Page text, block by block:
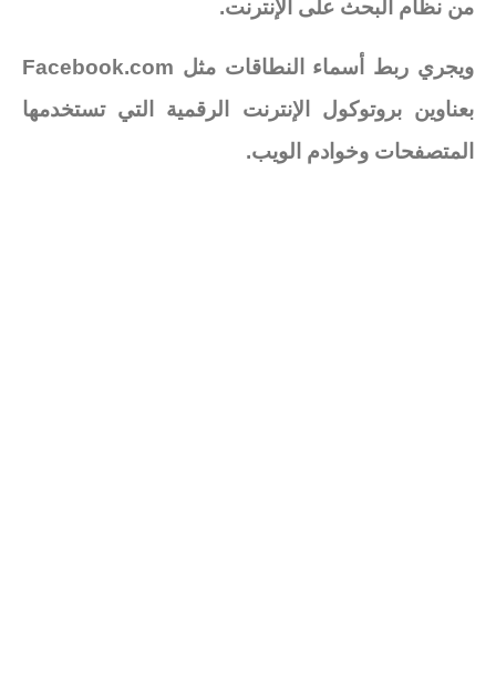
من نظام البحث على الإنترنت.
ويجري ربط أسماء النطاقات مثل Facebook.com
بعناوين بروتوكول الإنترنت الرقمية التي تستخدمها
المتصفحات وخوادم الويب.